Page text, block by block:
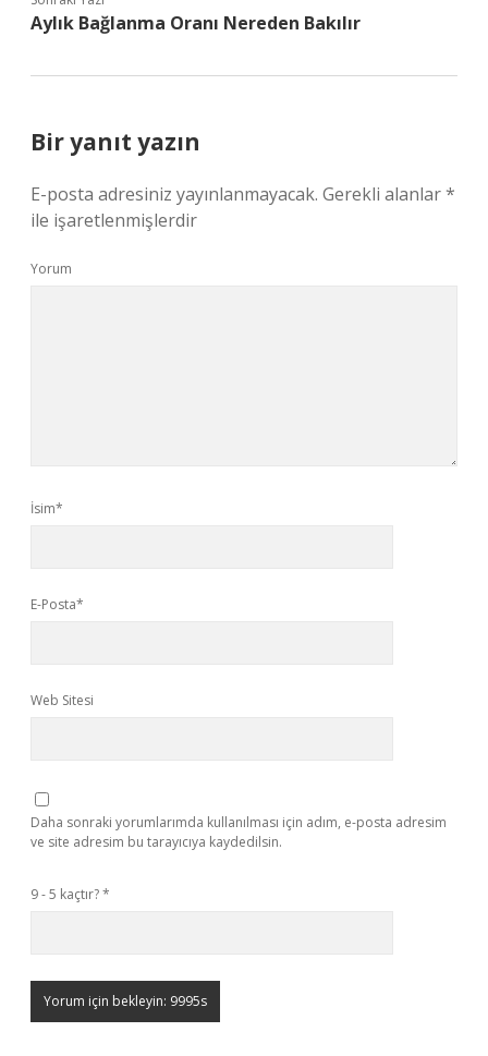
Aylık Bağlanma Oranı Nereden Bakılır
Bir yanıt yazın
E-posta adresiniz yayınlanmayacak. Gerekli alanlar*
ile işaretlenmişlerdir
Yorum
İsim*
E-Posta*
Web Sitesi
Daha sonraki yorumlarımda kullanılması için adım, e-posta adresim
ve site adresim bu tarayıcıya kaydedilsin.
9 - 5 kaçtır?*